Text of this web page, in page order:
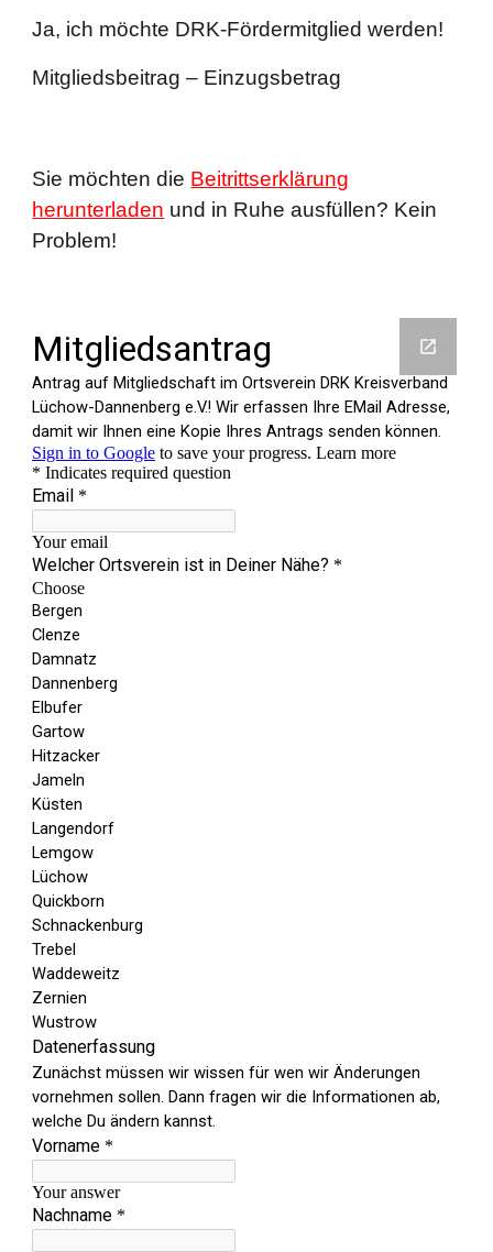
Ja, ich möchte DRK-Fördermitglied werden!
Mitgliedsbeitrag – Einzugsbetrag
Sie möchten die Beitrittserklärung
herunterladen und in Ruhe ausfüllen? Kein
Problem!